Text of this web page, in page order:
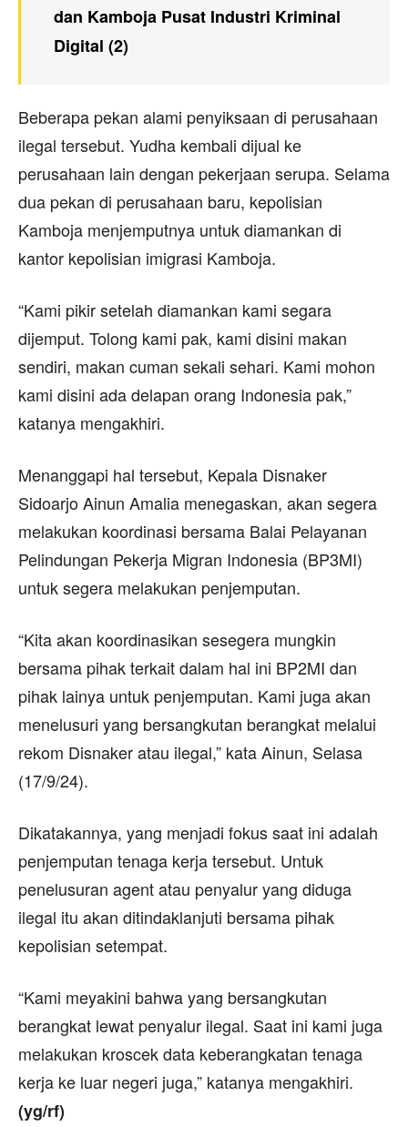
dan Kamboja Pusat Industri Kriminal
Digital (2)
Beberapa pekan alami penyiksaan di perusahaan
ilegal tersebut. Yudha kembali dijual ke
perusahaan lain dengan pekerjaan serupa. Selama
dua pekan di perusahaan baru, kepolisian
Kamboja menjemputnya untuk diamankan di
kantor kepolisian imigrasi Kamboja.
“Kami pikir setelah diamankan kami segara
dijemput. Tolong kami pak, kami disini makan
sendiri, makan cuman sekali sehari. Kami mohon
kami disini ada delapan orang Indonesia pak,”
katanya mengakhiri.
Menanggapi hal tersebut, Kepala Disnaker
Sidoarjo Ainun Amalia menegaskan, akan segera
melakukan koordinasi bersama Balai Pelayanan
Pelindungan Pekerja Migran Indonesia (BP3MI)
untuk segera melakukan penjemputan.
“Kita akan koordinasikan sesegera mungkin
bersama pihak terkait dalam hal ini BP2MI dan
pihak lainya untuk penjemputan. Kami juga akan
menelusuri yang bersangkutan berangkat melalui
rekom Disnaker atau ilegal,” kata Ainun, Selasa
(17/9/24).
Dikatakannya, yang menjadi fokus saat ini adalah
penjemputan tenaga kerja tersebut. Untuk
penelusuran agent atau penyalur yang diduga
ilegal itu akan ditindaklanjuti bersama pihak
kepolisian setempat.
“Kami meyakini bahwa yang bersangkutan
berangkat lewat penyalur ilegal. Saat ini kami juga
melakukan kroscek data keberangkatan tenaga
kerja ke luar negeri juga,” katanya mengakhiri.
(yg/rf)